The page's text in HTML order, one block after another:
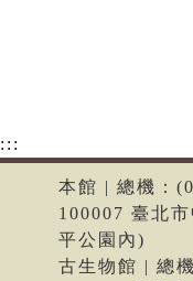
:::
本館 | 總機：
100007 臺北
平公園內)
古生物館 | 總